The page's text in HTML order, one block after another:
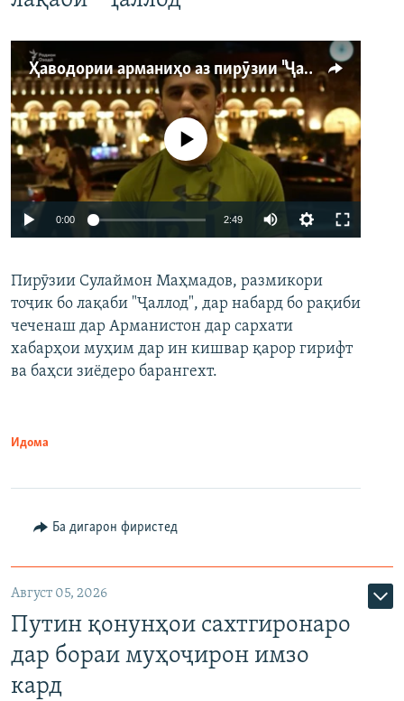
Ҳаводории арманиҳо аз пирӯзии "Ҷаллод"-и тоҷик
Auto 240p 360p 480p
720p 1080p
Феълан кор намекунад
0:00 2:49
360p
480p
Пирӯзии Сулаймон Маҳмадов, размикори
тоҷик бо лақаби "Ҷаллод", дар набард бо рақиби
чеченаш дар Арманистон дар сархати
хабарҳои муҳим дар ин кишвар қарор гирифт
ва баҳси зиёдеро барангехт.
Идома
Ба дигарон фиристед
Август 05, 2026
Путин қонунҳои сахтгиронаро
дар бораи муҳоҷирон имзо
кард